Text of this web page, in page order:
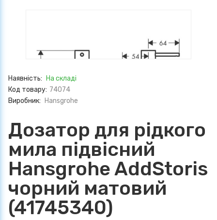
Наявність:
На складі
Код товару: 74074
Виробник:
Hansgrohe
Дозатор для рідкого
мила підвісний
Hansgrohe AddStoris
чорний матовий
(41745340)